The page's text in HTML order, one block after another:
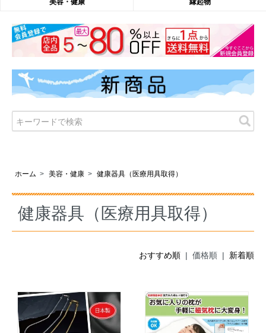
美容・健康 縁起物
ホーム > 美容・健康 > 健康器具（医療用具取得）
健康器具（医療用具取得）
おすすめ順 | 価格順 | 新着順